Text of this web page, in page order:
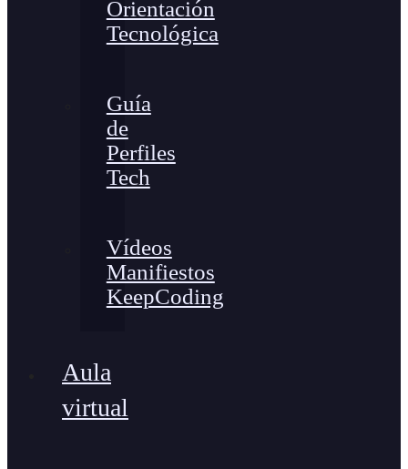
Orientación
Tecnológica
Guía
de
Perfiles
Tech
Vídeos
Manifiestos
KeepCoding
Aula
virtual